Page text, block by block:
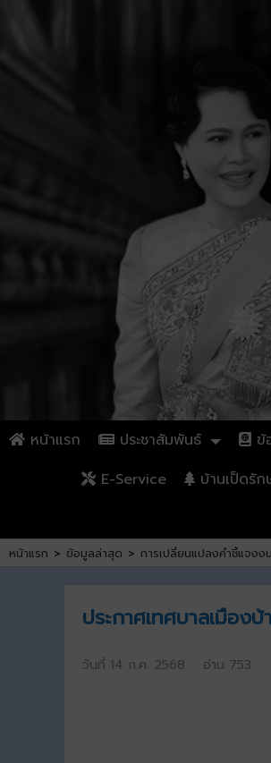
หน้าแรก ประชาสัมพันธ์ ข้
E-Service
บ้านเป็ดรั
หน้าแรก > ข้อมูลล่าสุด > การเปลี่ยนแปลงคำชี้แจงง
ประกาศเทศบาลเมือง
วันที่ 14 ก.ค. 2568 อ่าน 753